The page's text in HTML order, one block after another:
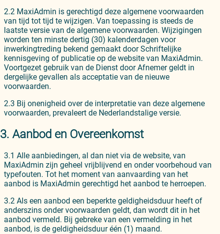
2.2 MaxiAdmin is gerechtigd deze algemene voorwaarden
van tijd tot tijd te wijzigen. Van toepassing is steeds de
laatste versie van de algemene voorwaarden. Wijzigingen
worden ten minste dertig (30) kalenderdagen voor
inwerkingtreding bekend gemaakt door Schriftelijke
kennisgeving of publicatie op de website van MaxiAdmin.
Voortgezet gebruik van de Dienst door Afnemer geldt in
dergelijke gevallen als acceptatie van de nieuwe
voorwaarden.
2.3 Bij onenigheid over de interpretatie van deze algemene
voorwaarden, prevaleert de Nederlandstalige versie.
3. Aanbod en Overeenkomst
3.1 Alle aanbiedingen, al dan niet via de website, van
MaxiAdmin zijn geheel vrijblijvend en onder voorbehoud van
typefouten. Tot het moment van aanvaarding van het
aanbod is MaxiAdmin gerechtigd het aanbod te herroepen.
3.2 Als een aanbod een beperkte geldigheidsduur heeft of
anderszins onder voorwaarden geldt, dan wordt dit in het
aanbod vermeld. Bij gebreke van een vermelding in het
aanbod, is de geldigheidsduur één (1) maand.